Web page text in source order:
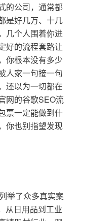
的公司，通常都
是好几万、十几
几个人围着你进
好的流程套路让
你根本没有多少
人家一句接一句
还以为一切都在
网的谷歌SEO流
票一定能做到什
你也别指望发现
举了众多真实案
从日用品到工业